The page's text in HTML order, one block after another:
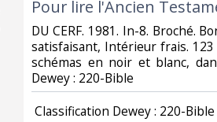
‎Pour lire l'Ancien
‎DU CERF. 1981. In-8. Broché.
satisfaisant, Intérieur frais.
schémas en noir et blanc,
Dewey : 220-Bible‎
‎ Classification Dewey : 220-Bible‎